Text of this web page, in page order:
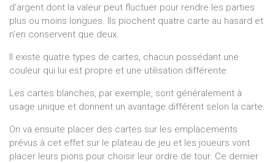
d'argent dont la valeur peut fluctuer pour rendre les parties
plus ou moins longues. Ils piochent quatre carte au hasard et
n'en conservent que deux.
Il existe quatre types de cartes, chacun possédant une
couleur qui lui est propre et une utilisation différente.
Les cartes blanches, par exemple, sont généralement à
usage unique et donnent un avantage différent selon la carte.
On va ensuite placer des cartes sur les emplacements
prévus à cet effet sur le plateau de jeu et les joueurs vont
placer leurs pions pour choisir leur ordre de tour. Ce dernier